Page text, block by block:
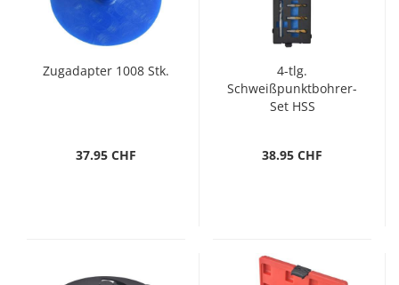
Zugadapter 1008 Stk.
37.95 CHF
4-tlg.
Schweißpunktbohrer-
Set HSS
38.95 CHF